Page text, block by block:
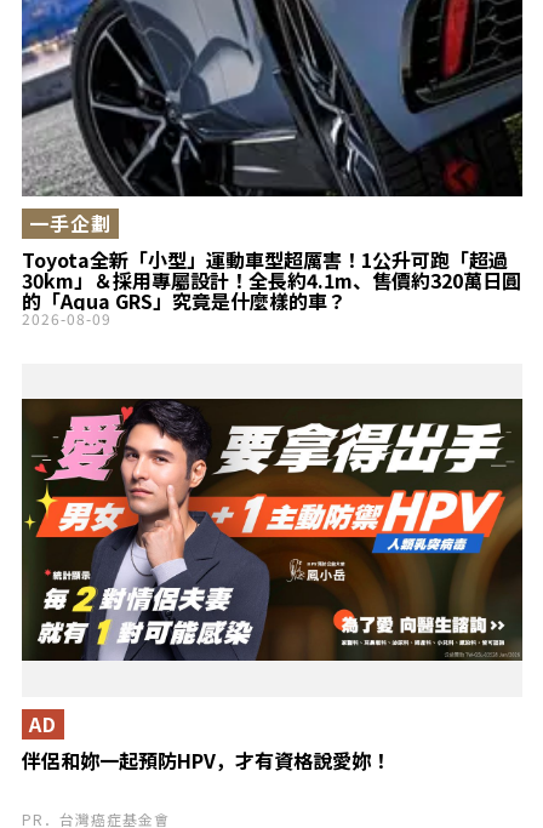
Toyota全新「小型」運動車型超厲害！1公升可跑「超過
30km」＆採用專屬設計！全長約4.1m、售價約320萬日圓
的「Aqua GRS」究竟是什麼樣的車？
一手企劃
2026-08-09
伴侶和妳一起預防HPV，才有資格說愛妳！
AD
PR．台灣癌症基金會